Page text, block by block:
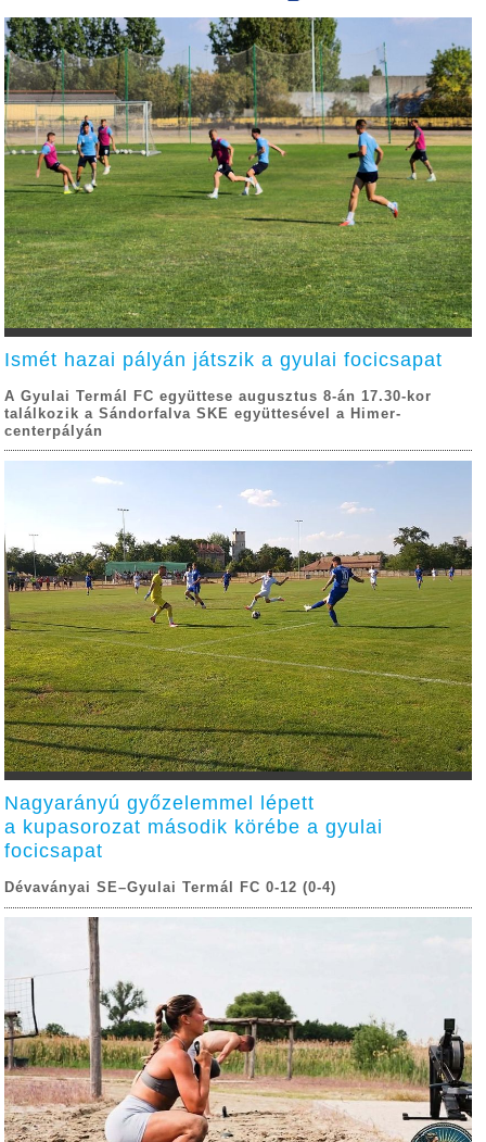
Ismét hazai pályán játszik a gyulai focicsapat
A Gyulai Termál FC együttese augusztus 8-án 17.30-kor
találkozik a Sándorfalva SKE együttesével a Himer-
centerpályán
Nagyarányú győzelemmel lépett
a kupasorozat második körébe a gyulai
focicsapat
Dévaványai SE–Gyulai Termál FC 0-12 (0-4)